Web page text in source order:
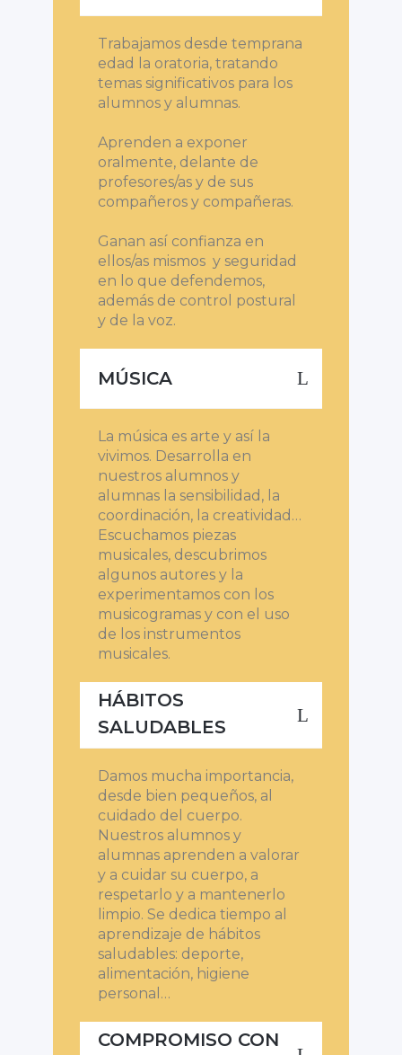
Trabajamos desde temprana
edad la oratoria, tratando
temas significativos para los
alumnos y alumnas.
Aprenden a exponer
oralmente, delante de
profesores/as y de sus
compañeros y compañeras.
Ganan así confianza en
ellos/as mismos y seguridad
en lo que defendemos,
además de control postural
y de la voz.
MÚSICA
La música es arte y así la
vivimos. Desarrolla en
nuestros alumnos y
alumnas la sensibilidad, la
coordinación, la creatividad…
Escuchamos piezas
musicales, descubrimos
algunos autores y la
experimentamos con los
musicogramas y con el uso
de los instrumentos
musicales.
HÁBITOS
SALUDABLES
Damos mucha importancia,
desde bien pequeños, al
cuidado del cuerpo.
Nuestros alumnos y
alumnas aprenden a valorar
y a cuidar su cuerpo, a
respetarlo y a mantenerlo
limpio. Se dedica tiempo al
aprendizaje de hábitos
saludables: deporte,
alimentación, higiene
personal…
COMPROMISO CON